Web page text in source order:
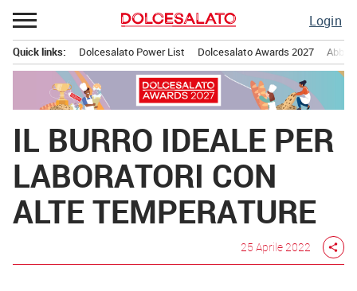
Passa
al
contenuto
Login
principale
Quick links: Dolcesalato Power List Dolcesalato Awards 2027
IL BURRO IDEALE PER
LABORATORI CON
ALTE TEMPERATURE
25 Aprile 2022 share